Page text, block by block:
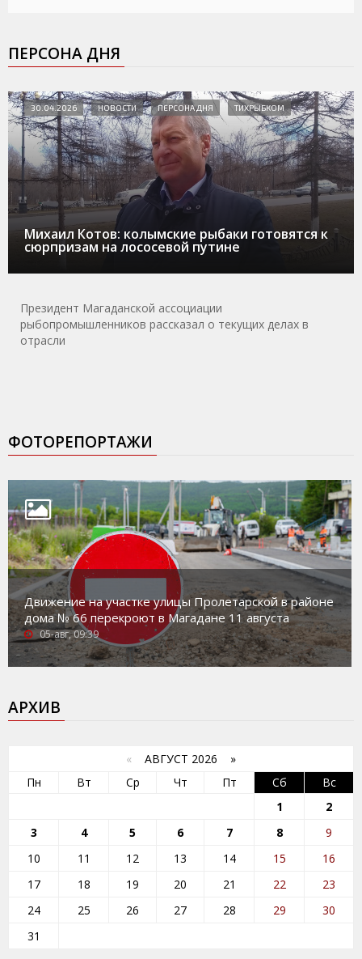
ПЕРСОНА ДНЯ
Михаил Котов: колымские рыбаки готовятся к
сюрпризам на лососевой путине
30.04.2026 НОВОСТИ ПЕРСОНА ДНЯ ТИХРЫБКОМ
Президент Магаданской ассоциации
рыбопромышленников рассказал о текущих делах в
отрасли
ФОТОРЕПОРТАЖИ
Движение на участке улицы Пролетарской в районе
дома № 66 перекроют в Магадане 11 августа
05-авг, 09:39
АРХИВ
« АВГУСТ 2026 »
Пн
Вт Ср Чт Пт Сб
Вс
1
2
3
4 5 6 7 8
9
10
11 12 13 14 15
16
17
18 19 20 21 22
23
24
25 26 27 28 29
30
31